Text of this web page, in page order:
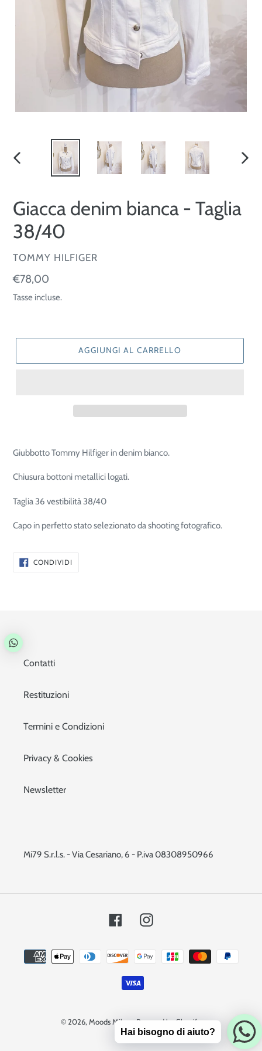
Giacca denim bianca - Taglia
38/40
VENDITORE
TOMMY HILFIGER
Prezzo
di
€78,00
Tasse incluse.
AGGIUNGI AL CARRELLO
Giubbotto Tommy Hilfiger in denim bianco.
Chiusura bottoni metallici logati.
Taglia 36 vestibilità 38/40
Capo in perfetto stato selezionato da shooting fotografico.
CONDIVIDI
Contatti
Restituzioni
Termini e Condizioni
Privacy & Cookies
Newsletter
Mi79 S.r.l.s. - Via Cesariano, 6 - P.iva 08308950966
FacebookInstagram
Metodi
di
pagamento
© 2026, Moods Milano Powered by Shopify
Hai bisogno di aiuto?